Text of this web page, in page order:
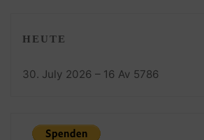
HEUTE
30. July 2026 – 16 Av 5786